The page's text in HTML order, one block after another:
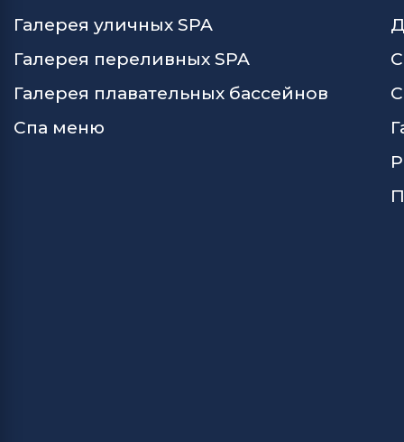
Галерея уличных SPA
Галерея переливных SPA
Галерея плавательных бассейнов
Спа меню